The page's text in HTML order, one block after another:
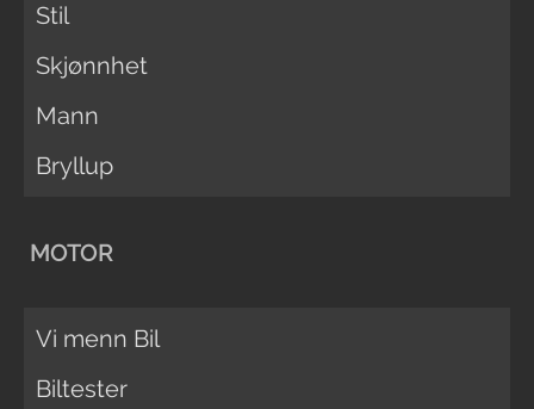
Stil
Skjønnhet
Mann
Bryllup
MOTOR
Vi menn Bil
Biltester